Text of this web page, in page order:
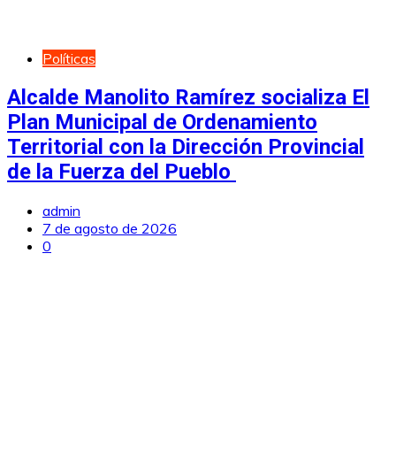
Políticas
Alcalde Manolito Ramírez socializa El
Plan Municipal de Ordenamiento
Territorial con la Dirección Provincial
de la Fuerza del Pueblo
admin
7 de agosto de 2026
0